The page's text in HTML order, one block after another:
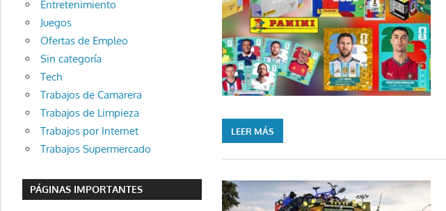
LEER MÁS
Entretenimiento
Juegos
Ofertas de Empleo
Sin categoría
Tech
Trabajos de Camarera
Trabajos de Limpieza
Trabajos por Internet
Trabajos Supermercado
PÁGINAS IMPORTANTES